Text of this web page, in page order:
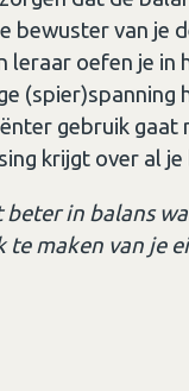
bewuster van je
leraar oefen je in
(spier)spanning
gebruik gaat
krijgt over al je
beter in balans
te maken van je